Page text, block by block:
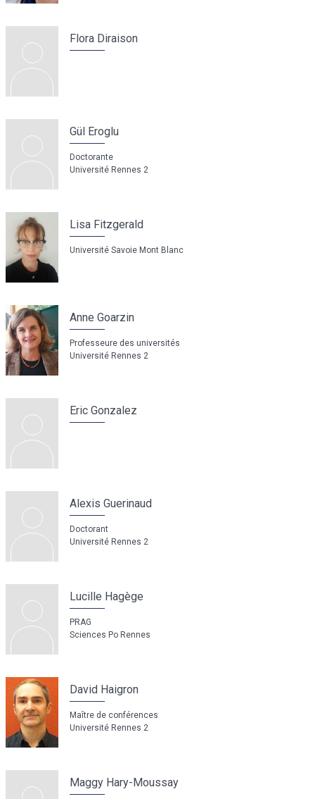
Flora Diraison
Gül Eroglu
Doctorante
Université Rennes 2
Lisa Fitzgerald
Université Savoie Mont Blanc
Anne Goarzin
Professeure des universités
Université Rennes 2
Eric Gonzalez
Alexis Guerinaud
Doctorant
Université Rennes 2
Lucille Hagège
PRAG
Sciences Po Rennes
David Haigron
Maître de conférences
Université Rennes 2
Maggy Hary-Moussay